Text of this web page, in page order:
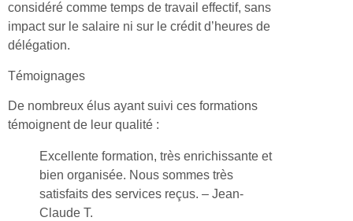
considéré comme temps de travail effectif, sans
impact sur le salaire ni sur le crédit d’heures de
délégation.
Témoignages
De nombreux élus ayant suivi ces formations
témoignent de leur qualité :
Excellente formation, très enrichissante et
bien organisée. Nous sommes très
satisfaits des services reçus. – Jean-
Claude T.